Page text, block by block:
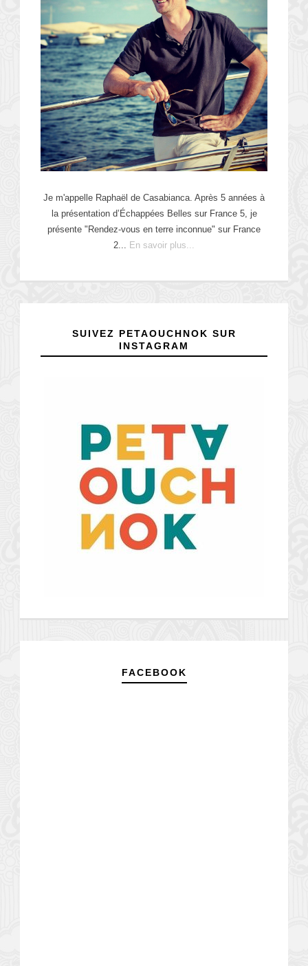
Je m'appelle Raphaël de Casabianca. Après 5 années à
la présentation d’Échappées Belles sur France 5, je
présente "Rendez-vous en terre inconnue" sur France
2... En savoir plus...
SUIVEZ PETAOUCHNOK SUR
INSTAGRAM
FACEBOOK